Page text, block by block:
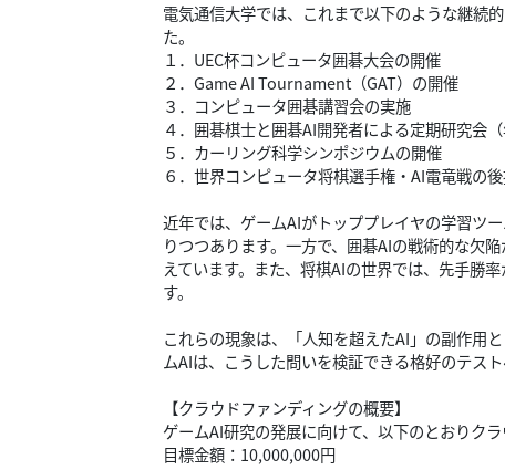
電気通信大学では、これまで以下のような継続
た。
１．UEC杯コンピュータ囲碁大会の開催
２．Game AI Tournament（GAT）の開催
３．コンピュータ囲碁講習会の実施
４．囲碁棋士と囲碁AI開発者による定期研究会（
５．カーリング科学シンポジウムの開催
６．世界コンピュータ将棋選手権・AI電竜戦の
近年では、ゲームAIがトッププレイヤの学習ツ
りつつあります。一方で、囲碁AIの戦術的な欠
えています。また、将棋AIの世界では、先手勝
す。
これらの現象は、「人知を超えたAI」の副作用
ムAIは、こうした問いを検証できる格好のテス
【クラウドファンディングの概要】
ゲームAI研究の発展に向けて、以下のとおりク
目標金額：10,000,000円